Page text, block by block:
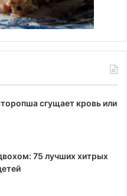
сгущает кровь или
75 лучших хитрых